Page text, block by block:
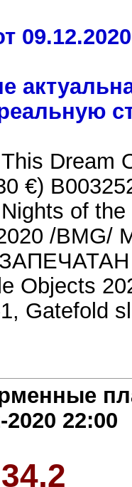
Dream
€)
of
/BMG/
ЗАПЕЧАТАН
Objects
Gatefold
2020 22:00